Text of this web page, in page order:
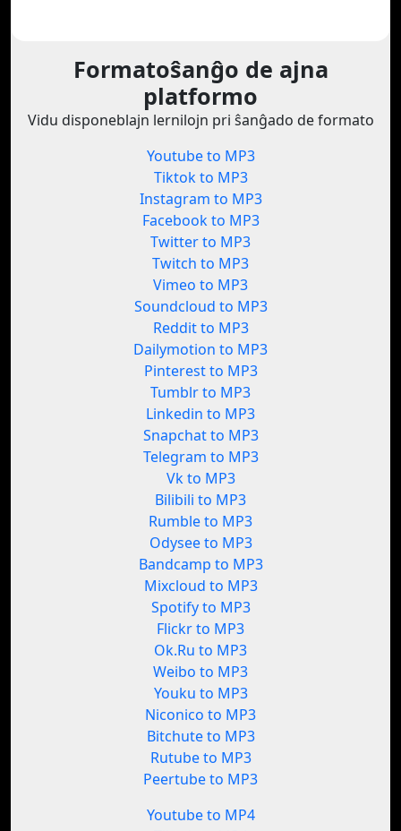
Formatoŝanĝo de ajna
platformo
Vidu disponeblajn lernilojn pri ŝanĝado de formato
Youtube to MP3
Tiktok to MP3
Instagram to MP3
Facebook to MP3
Twitter to MP3
Twitch to MP3
Vimeo to MP3
Soundcloud to MP3
Reddit to MP3
Dailymotion to MP3
Pinterest to MP3
Tumblr to MP3
Linkedin to MP3
Snapchat to MP3
Telegram to MP3
Vk to MP3
Bilibili to MP3
Rumble to MP3
Odysee to MP3
Bandcamp to MP3
Mixcloud to MP3
Spotify to MP3
Flickr to MP3
Ok.Ru to MP3
Weibo to MP3
Youku to MP3
Niconico to MP3
Bitchute to MP3
Rutube to MP3
Peertube to MP3
Youtube to MP4